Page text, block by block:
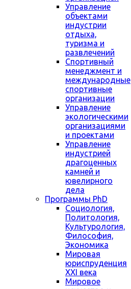
Управление
объектами
индустрии
отдыха,
туризма и
развлечений
Спортивный
менеджмент и
международные
спортивные
организации
Управление
экологическими
организациями
и проектами
Управление
индустрией
драгоценных
камней и
ювелирного
дела
Программы PhD
Социология,
Политология,
Культурология,
Философия,
Экономика
Мировая
юриспруденция
XXI века
Мировое